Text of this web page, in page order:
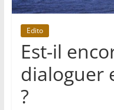
Edito
Est-il
dialoguer
?